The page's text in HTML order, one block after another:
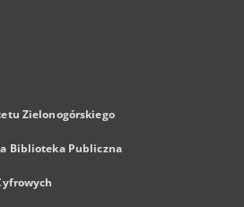
Zielonogórskiego
Biblioteka Publiczna